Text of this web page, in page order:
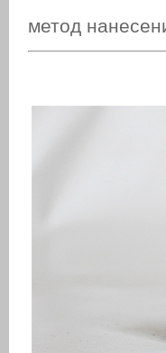
метод